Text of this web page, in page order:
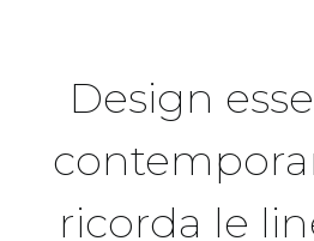
Design
ricorda le